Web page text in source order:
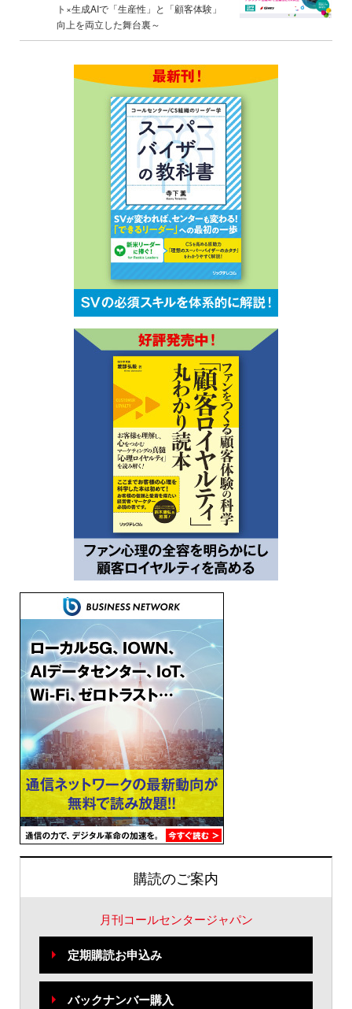
ト×生成AIで「生産性」と「顧客体験」
向上を両立した舞台裏～
購読のご案内
月刊コールセンタージャパン
定期購読お申込み
バックナンバー購入